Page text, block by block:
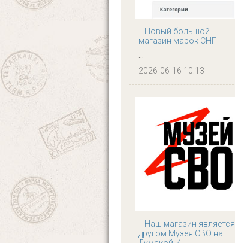
Новый большой
магазин марок СНГ
...
2026-06-16 10:13
Наш магазин является
другом Музея СВО на